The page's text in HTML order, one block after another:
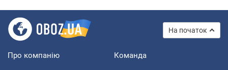
На початок
Про компанію Команда